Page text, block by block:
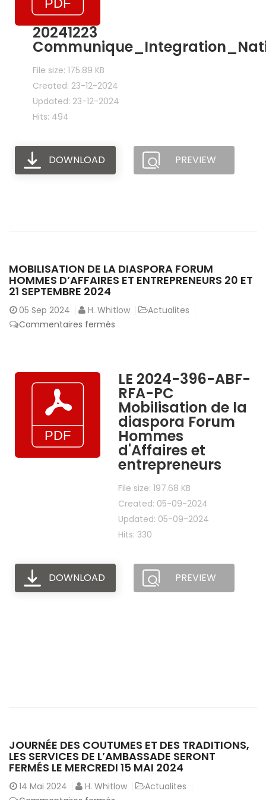
20241223
File size: 175.89 KB
Created: 23-12-2024
Updated: 23-12-2024
Hits: 494
DOWNLOAD PREVIEW
MOBILISATION DE LA DIASPORA FORUM
HOMMES D’AFFAIRES ET ENTREPRENEURS 20 ET
21 SEPTEMBRE 2024
05 Sep 2024 H. Whitlow
Actualites
Commentaires fermés
diaspora
Forum
Hommes
d’Affaires
et
entrepreneurs
20
septembre
2024
LE 2024-396-ABF-
RFA-PC
Mobilisation de la
diaspora Forum
Hommes
d'Affaires et
entrepreneurs
File size: 197.68 KB
Created: 05-09-2024
Updated: 05-09-2024
Hits: 330
DOWNLOAD PREVIEW
JOURNÉE DES COUTUMES ET DES TRADITIONS,
LES SERVICES DE L’AMBASSADE SERONT
FERMÉS LE MERCREDI 15 MAI 2024
14 Mai 2024 H. Whitlow
Actualites